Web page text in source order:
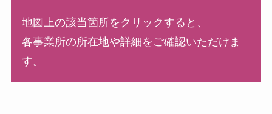
地図上の該当箇所をクリックすると、
各事業所の所在地や詳細をご確認いただけま
す。